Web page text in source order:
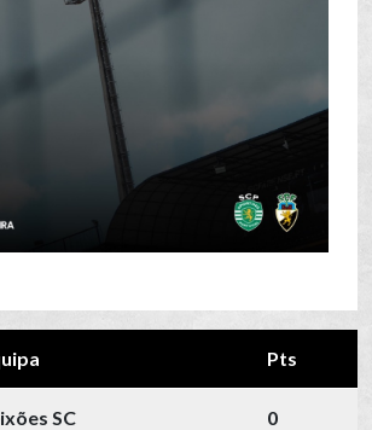
Pts
SC 0